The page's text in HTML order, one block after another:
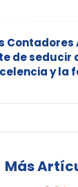
Contadores
de seducir
y la
Más